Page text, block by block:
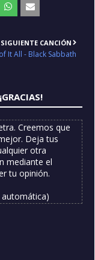
SIGUIENTE CANCIÓN
It All - Black Sabbath
Creemos que
Deja tus
otra
mediante el
tu opinión.